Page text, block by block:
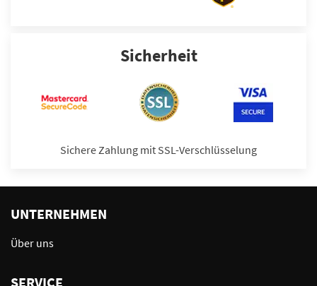
Sicherheit
Sichere Zahlung mit SSL-Verschlüsselung
UNTERNEHMEN
Über uns
SERVICE